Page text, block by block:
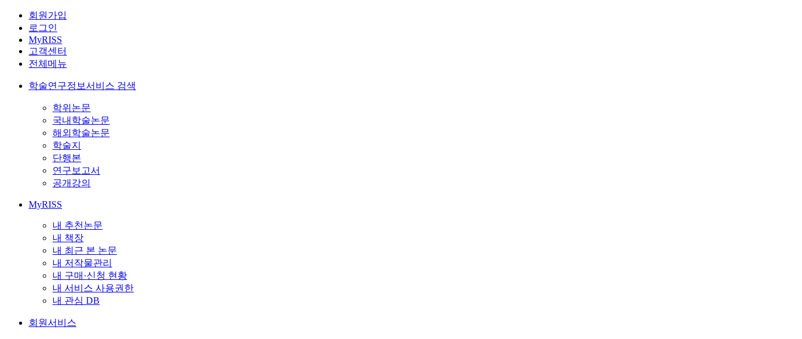
회원가입
로그인
MyRISS
고객센터
전체메뉴
학술연구정보서비스 검색
학위논문
국내학술논문
해외학술논문
학술지
단행본
연구보고서
공개강의
MyRISS
내 추천논문
내 책장
내 최근 본 논문
내 저작물관리
내 구매·신청 현황
내 서비스 사용권한
내 관심 DB
회원서비스